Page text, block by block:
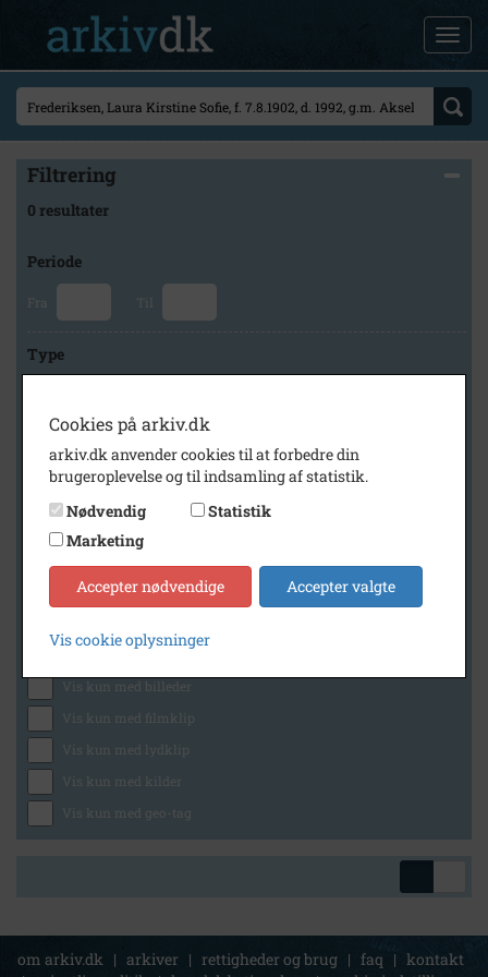
Filtrering
0 resultater
Periode
Fra Til
Type
Arkiv
Lokalhistorisk Forening for Skævinge og Omegn
Generelt
Vis kun med billeder
Vis kun med filmklip
Vis kun med lydklip
Vis kun med kilder
Vis kun med geo-tag
om arkiv.dk | arkiver | rettigheder og brug | faq | kontakt
Cookies på arkiv.dk
arkiv.dk anvender cookies til at forbedre din
brugeroplevelse og til indsamling af statistik.
Nødvendig
Statistik
Marketing
Accepter nødvendige Accepter valgte
Vis cookie oplysninger